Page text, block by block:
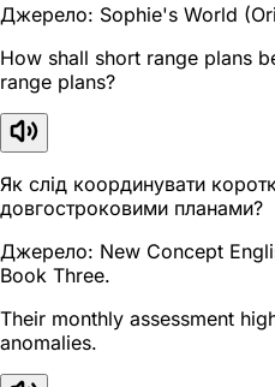
Джерело: Sophie's World
How shall short range plans
range plans?
Як слід координувати
довгостроковими планами?
Джерело: New Concept
Book Three.
Their monthly assessment
anomalies.